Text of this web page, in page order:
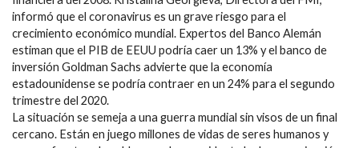
informó que el coronavirus es un grave riesgo para el
crecimiento económico mundial. Expertos del Banco Alemán
estiman que el PIB de EEUU podría caer un 13% y el banco de
inversión Goldman Sachs advierte que la economía
estadounidense se podría contraer en un 24% para el segundo
trimestre del 2020.
La situación se semeja a una guerra mundial sin visos de un final
cercano. Están en juego millones de vidas de seres humanos y